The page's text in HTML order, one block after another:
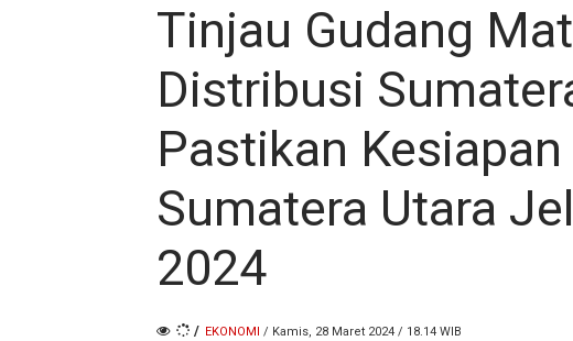
Tinjau Gudang
Distribusi
Pastikan Kesiapan
Sumatera Utara
2024
/ EKONOMI / Kamis, 28 Maret 2024 / 18.14 WIB